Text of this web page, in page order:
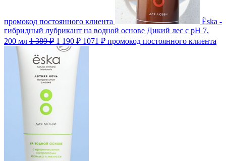
промокод постоянного клиента
Ёska -
гибридный лубрикант на водной основе Дикий лес с pH 7,
200 мл 1 389 ₽ 1 190 ₽ 1071 ₽ промокод постоянного клиента